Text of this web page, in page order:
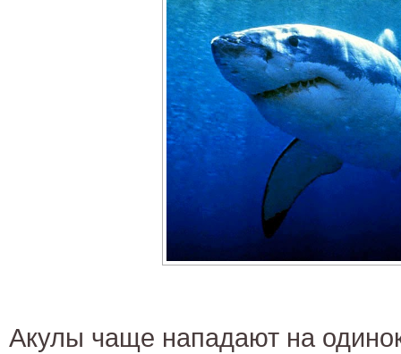
Акулы чаще нападают на